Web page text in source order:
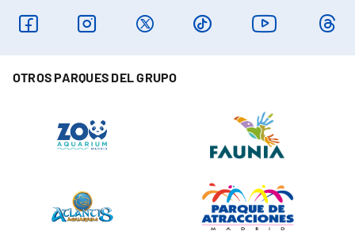
OTROS PARQUES DEL GRUPO